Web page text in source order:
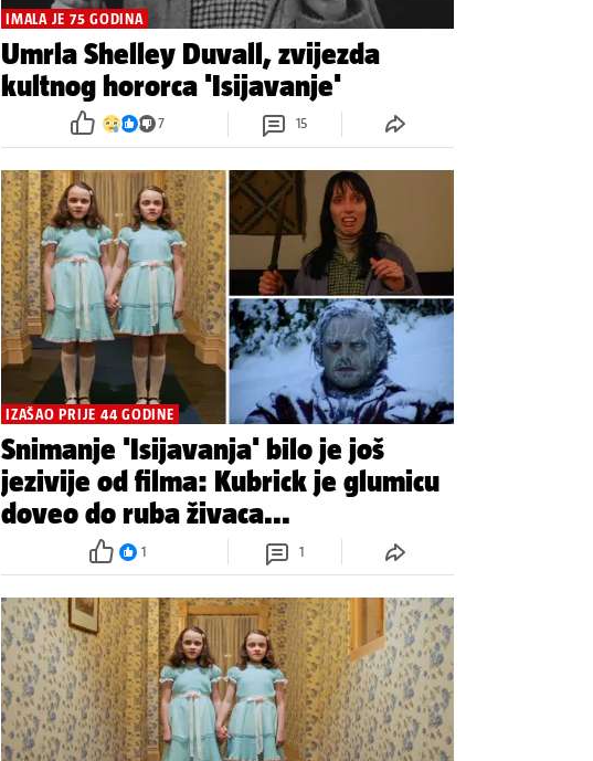
IMALA JE 75 GODINA
Umrla Shelley Duvall, zvijezda
kultnog hororca 'Isijavanje'
7 15
IZAŠAO PRIJE 44 GODINE
Snimanje 'Isijavanja' bilo je još
jezivije od filma: Kubrick je glumicu
doveo do ruba živaca...
1 1